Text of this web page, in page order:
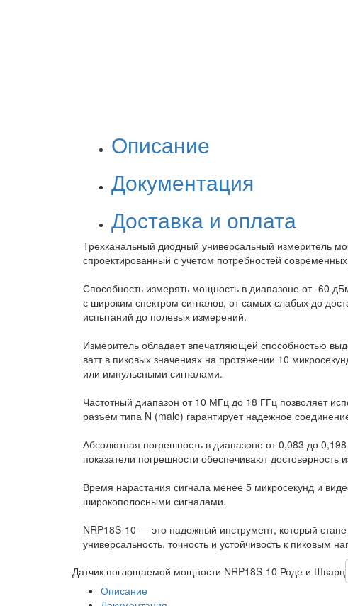
Описание
Документация
Доставка и оплата
Трехканальный диодный универсальный измеритель
спроектированный с учетом потребностей
Способность измерять мощность в диапазоне от -60
с широким спектром сигналов, от самых слабых до
испытаний до полевых измерений.
Измеритель обладает впечатляющей способностью
ватт в пиковых значениях на протяжении 10
или импульсными сигналами.
Частотный диапазон от 10 МГц до 18 ГГц позволяет
разъем типа N (male) гарантирует надежное
Абсолютная погрешность в диапазоне от 0,083 до
показатели погрешности обеспечивают
Время нарастания сигнала менее 5 микросекунд и
широкополосными сигналами.
NRP18S-10 — это надежный инструмент, который
универсальность, точность и устойчивость к пиковым
Датчик поглощаемой мощности NRP18S-10 Роде и Шварц
Описание